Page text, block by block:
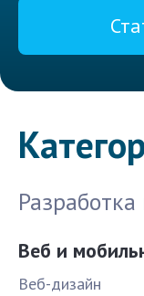
Веб и
Веб-дизайн